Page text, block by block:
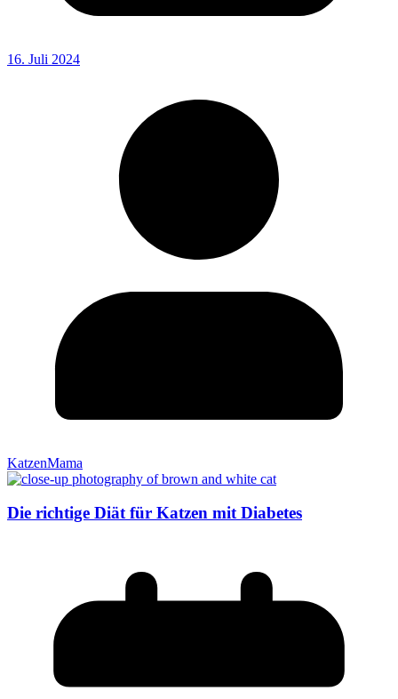
16. Juli 2024
KatzenMama
Die richtige Diät für Katzen mit Diabetes